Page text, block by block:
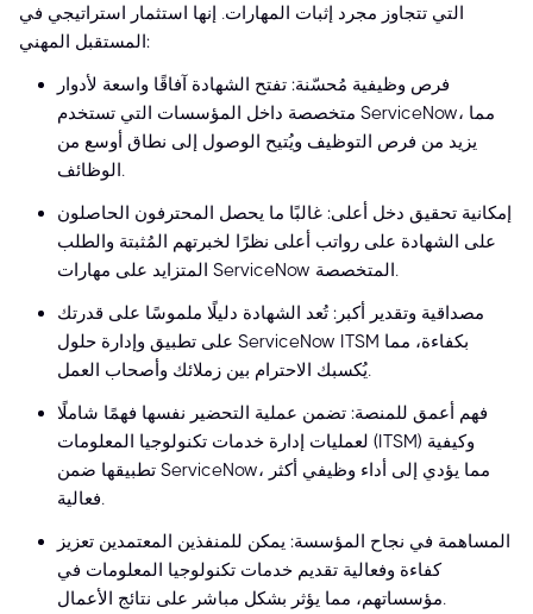
التي تتجاوز مجرد إثبات المهارات. إنها استثمار استراتيجي في
المستقبل المهني:
فرص وظيفية مُحسّنة: تفتح الشهادة آفاقًا واسعة لأدوار
متخصصة داخل المؤسسات التي تستخدم ServiceNow، مما
يزيد من فرص التوظيف ويُتيح الوصول إلى نطاق أوسع من
الوظائف.
إمكانية تحقيق دخل أعلى: غالبًا ما يحصل المحترفون الحاصلون
على الشهادة على رواتب أعلى نظرًا لخبرتهم المُثبتة والطلب
المتزايد على مهارات ServiceNow المتخصصة.
مصداقية وتقدير أكبر: تُعد الشهادة دليلًا ملموسًا على قدرتك
على تطبيق وإدارة حلول ServiceNow ITSM بكفاءة، مما
يُكسبك الاحترام بين زملائك وأصحاب العمل.
فهم أعمق للمنصة: تضمن عملية التحضير نفسها فهمًا شاملًا
لعمليات إدارة خدمات تكنولوجيا المعلومات (ITSM) وكيفية
تطبيقها ضمن ServiceNow، مما يؤدي إلى أداء وظيفي أكثر
فعالية.
المساهمة في نجاح المؤسسة: يمكن للمنفذين المعتمدين تعزيز
كفاءة وفعالية تقديم خدمات تكنولوجيا المعلومات في
مؤسساتهم، مما يؤثر بشكل مباشر على نتائج الأعمال.